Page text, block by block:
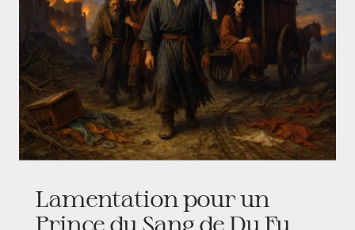
Lamentation pour un
Prince du Sang de Du Fu